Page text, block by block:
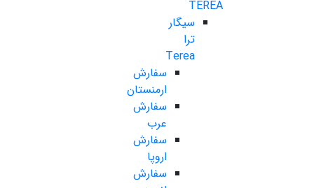
TEREA
سیگار
ترا
Terea
سفارش
ارمنستان
سفارش
عرب
سفارش
اروپا
سفارش